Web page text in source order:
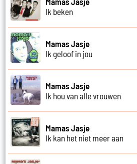
Ik beken
Mamas Jasje
Ik geloof in jou
Mamas Jasje
Ik hou van alle vrouwen
Mamas Jasje
Ik kan het niet meer aan